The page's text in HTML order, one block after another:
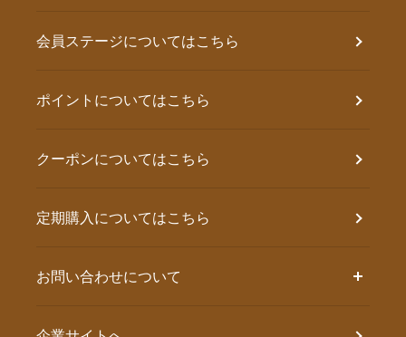
会員ステージについてはこちら
ポイントについてはこちら
クーポンについてはこちら
定期購入についてはこちら
お問い合わせについて